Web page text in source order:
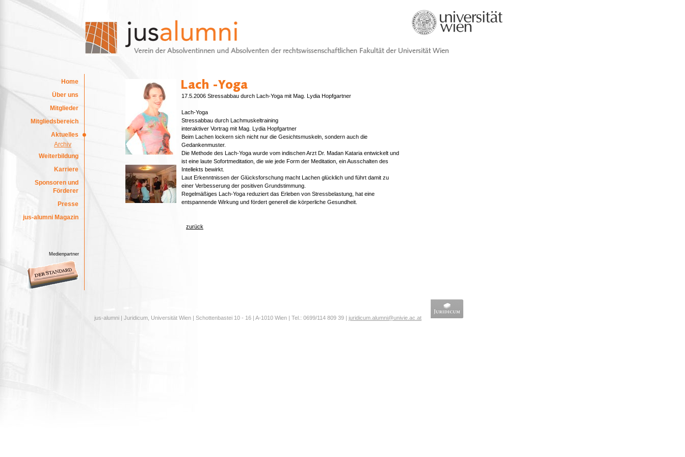
Home
Über uns
Mitglieder
Mitgliedsbereich
Aktuelles
Archiv
Weiterbildung
Karriere
Sponsoren und
Förderer
Presse
jus-alumni Magazin
Medienpartner
17.5.2006 Stressabbau durch Lach-Yoga mit Mag. Lydia Hopfgartner
Lach-Yoga
Stressabbau durch Lachmuskeltraining
interaktiver Vortrag mit Mag. Lydia Hopfgartner
Beim Lachen lockern sich nicht nur die Gesichtsmuskeln, sondern auch die
Gedankenmuster.
Die Methode des Lach-Yoga wurde vom indischen Arzt Dr. Madan Kataria entwickelt und
ist eine laute Sofortmeditation, die wie jede Form der Meditation, ein Ausschalten des
Intellekts bewirkt.
Laut Erkenntnissen der Glücksforschung macht Lachen glücklich und führt damit zu
einer Verbesserung der positiven Grundstimmung.
Regelmäßiges Lach-Yoga reduziert das Erleben von Stressbelastung, hat eine
entspannende Wirkung und fördert generell die körperliche Gesundheit.
zurück
jus-alumni | Juridicum, Universität Wien | Schottenbastei 10 - 16 | A-1010 Wien | Tel.: 0699/114 809 39 | juridicum.alumni@univie.ac.at